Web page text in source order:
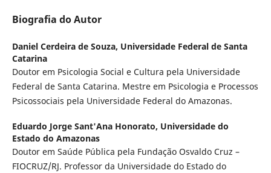
Biografia do Autor
Daniel Cerdeira de Souza, Universidade Federal de Santa
Catarina
Doutor em Psicologia Social e Cultura pela Universidade
Federal de Santa Catarina. Mestre em Psicologia e Processos
Psicossociais pela Universidade Federal do Amazonas.
Eduardo Jorge Sant'Ana Honorato, Universidade do
Estado do Amazonas
Doutor em Saúde Pública pela Fundação Osvaldo Cruz –
FIOCRUZ/RJ. Professor da Universidade do Estado do